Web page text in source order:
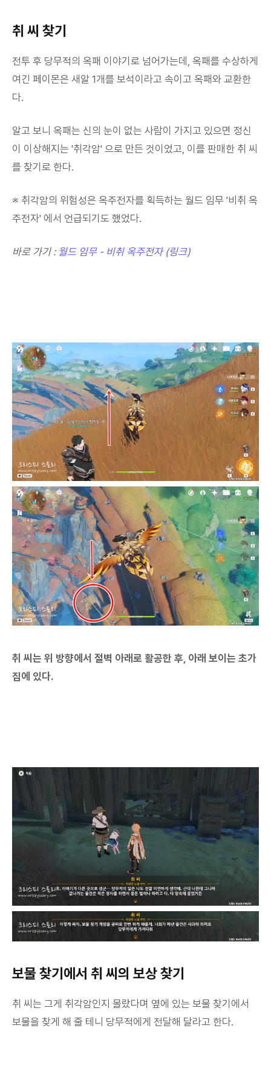
취 씨 찾기
전투 후 당무적의 옥패 이야기로 넘어가는데, 옥패를 수상하게
여긴 페이몬은 새알 1개를 보석이라고 속이고 옥패와 교환한
다.
알고 보니 옥패는 신의 눈이 없는 사람이 가지고 있으면 정신
이 이상해지는 '취각암' 으로 만든 것이었고, 이를 판매한 취 씨
를 찾기로 한다.
※ 취각암의 위험성은 옥주전자를 획득하는 월드 임무 '비취 옥
주전자' 에서 언급되기도 했었다.
바로 가기 : 월드 임무 - 비취 옥주전자 (링크)
취 씨는 위 방향에서 절벽 아래로 활공한 후, 아래 보이는 초가
집에 있다.
보물 찾기에서 취 씨의 보상 찾기
취 씨는 그게 취각암인지 몰랐다며 옆에 있는 보물 찾기에서
보물을 찾게 해 줄 테니 당무적에게 전달해 달라고 한다.